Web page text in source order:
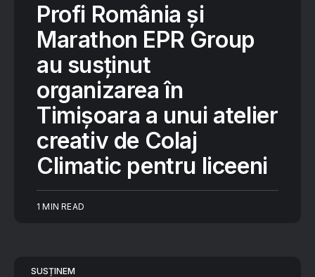
Profi România și
Marathon EPR Group
au susținut
organizarea în
Timișoara a unui atelier
creativ de Colaj
Climatic pentru liceeni
1 MIN READ
SUSȚINEM